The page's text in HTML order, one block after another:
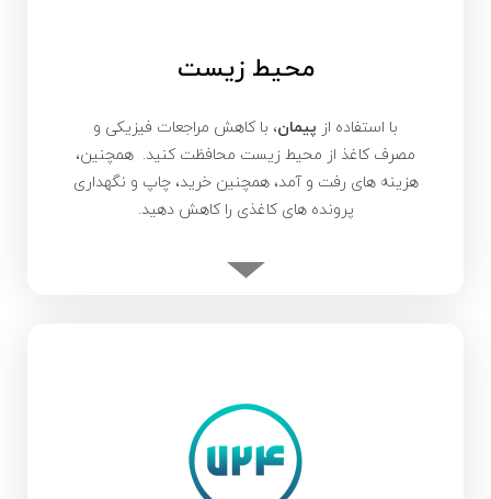
محیط زیست
با استفاده از پیمان، با کاهش مراجعات فیزیکی و
مصرف کاغذ از محیط زیست محافظت کنید. همچنین،
هزینه های رفت و آمد، همچنین خرید، چاپ و نگهداری
پرونده های کاغذی را کاهش دهید.